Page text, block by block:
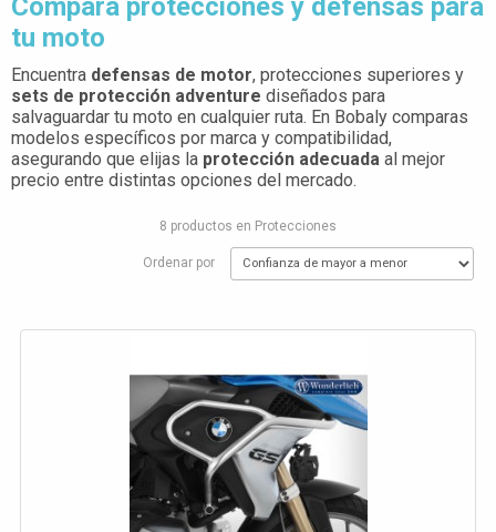
Compara protecciones y defensas para
tu moto
Encuentra defensas de motor, protecciones superiores y
sets de protección adventure diseñados para
salvaguardar tu moto en cualquier ruta. En Bobaly comparas
modelos específicos por marca y compatibilidad,
asegurando que elijas la protección adecuada al mejor
precio entre distintas opciones del mercado.
8 productos en Protecciones
Ordenar por